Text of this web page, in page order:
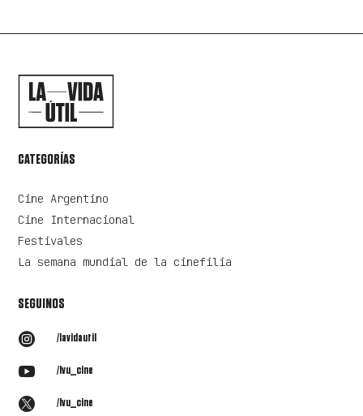
CATEGORÍAS
Cine Argentino
Cine Internacional
Festivales
La semana mundial de la cinefilia
SEGUINOS
 /lavidautil
 /lvu_cine
 /lvu_cine